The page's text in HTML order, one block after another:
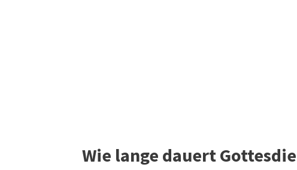
Wie lange dauert